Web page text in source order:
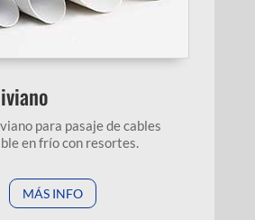
para pasaje de cables
en frío con resortes.
MÁS INFO